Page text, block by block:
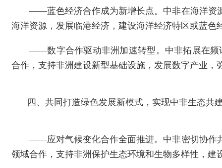
——蓝色经济合作成为新增长点。中非在海洋资
海洋资源，发展临港经济，建设海洋经济特区或蓝
——数字合作驱动非洲加速转型。中非拓展在频
合作，支持非洲建设新型基础设施，发展数字产业，
四、共同打造绿色发展新模式，实现中非生态共
——应对气候变化合作全面推进。中非密切协作
领域合作，支持非洲保护生态环境和生物多样性，建